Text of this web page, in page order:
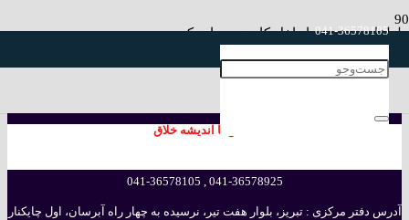
041-36578105
041-36578925
لطفا رمز عبور را داخل کادر زرد وارد کنید:
Password:
تماس با اندیشه خلاق
041-36578925 , 041-36578105
آدرس دفتر مرکزی : تبریز، بلوار هفت تیر، نرسیده به چهار راه آبرسان، اول چایکنار